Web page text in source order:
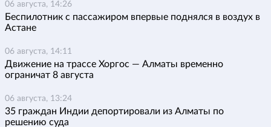
06 августа, 14:26
Беспилотник с пассажиром впервые поднялся в воздух в
Астане
06 августа, 14:11
Движение на трассе Хоргос — Алматы временно
ограничат 8 августа
06 августа, 13:24
35 граждан Индии депортировали из Алматы по
решению суда